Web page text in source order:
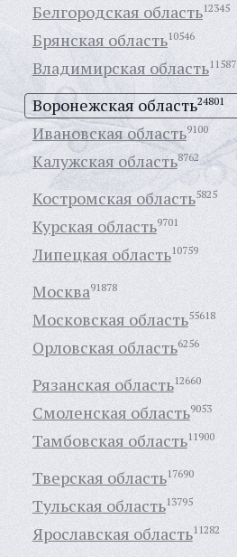
Белгородская область12345
Брянская область10546
Владимирская область11587
Воронежская область24801
Ивановская область9100
Калужская область8762
Костромская область5825
Курская область9701
Липецкая область10759
Москва91878
Московская область55618
Орловская область6256
Рязанская область12660
Смоленская область9053
Тамбовская область11900
Тверская область17690
Тульская область13795
Ярославская область11282